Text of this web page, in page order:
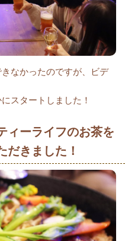
なかったのですが、ビデ
スタートしました！
ィーライフのお茶を
だきました！